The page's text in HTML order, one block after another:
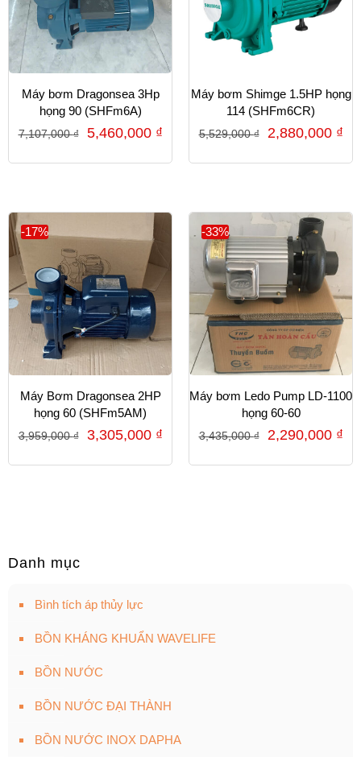
Máy bơm Dragonsea 3Hp
họng 90 (SHFm6A)
7,107,000₫ 5,460,000 ₫
Máy bơm Shimge 1.5HP họng
114 (SHFm6CR)
5,529,000₫ 2,880,000 ₫
-17%
Máy Bơm Dragonsea 2HP
họng 60 (SHFm5AM)
3,959,000₫ 3,305,000 ₫
-33%
Máy bơm Ledo Pump LD-1100
họng 60-60
3,435,000₫ 2,290,000 ₫
Danh mục
Bình tích áp thủy lực
BỒN KHÁNG KHUẨN WAVELIFE
BỒN NƯỚC
BỒN NƯỚC ĐẠI THÀNH
BỒN NƯỚC INOX DAPHA